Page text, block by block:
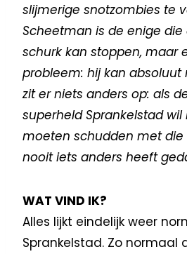
slijmerige snotzombies te
Scheetman is de enige
schurk kan stoppen, maar
probleem: hij kan absoluut
zit er niets anders op: als
superheld Sprankelstad wil
moeten schudden met die
nooit iets anders heeft
WAT VIND IK?
Alles lijkt eindelijk weer
Sprankelstad. Zo normaal